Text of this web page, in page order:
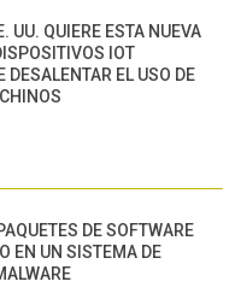
UU. QUIERE ESTA NUEVA
IOT
DESALENTAR EL USO DE
DE SOFTWARE
EN UN SISTEMA DE